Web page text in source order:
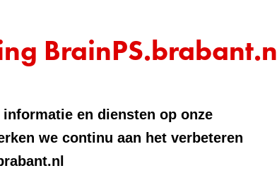
en diensten op onze
we continu aan het verbeteren